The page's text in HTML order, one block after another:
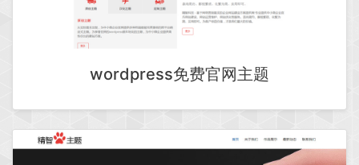
wordpress免费官网主题